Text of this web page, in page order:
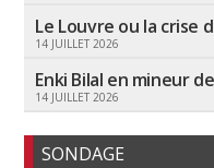
Le Louvre ou la crise
14 JUILLET 2026
Enki Bilal en mineur
14 JUILLET 2026
SONDAGE